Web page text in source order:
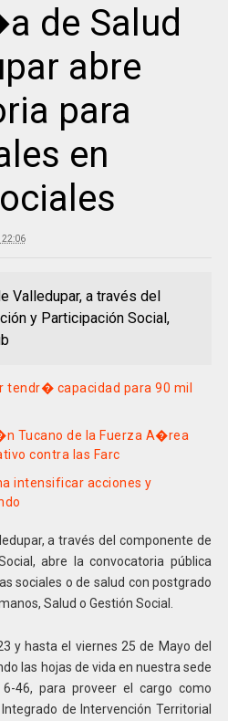
de Salud
abre
para
en
22:06
Valledupar, a través del
y Participación Social,
tendr� capacidad para 90 mil
Tucano de la Fuerza A�rea
contra las Farc
intensificar acciones y
a través del componente de
abre la convocatoria pública
sociales o de salud con postgrado
Salud o Gestión Social.
y hasta el viernes 25 de Mayo del
las hojas de vida en nuestra sede
46, para proveer el cargo como
de Intervención Territorial